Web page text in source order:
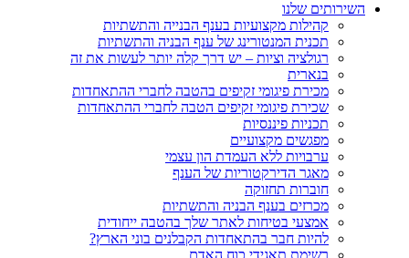
השירותים שלנו
קהילות מקצועיות בענף הבנייה והתשתיות
תכנית המנטורינג של ענף הבניה והתשתיות
רגולציה וציות – יש דרך קלה יותר לעשות את זה
בנארית
מכירת פיגומי זקיפים בהטבה לחברי ההתאחדות
שכירת פיגומי זקיפים הטבה לחברי ההתאחדות
תכניות פיננסיות
מפגשים מקצועיים
ערבויות ללא העמדת הון עצמי
מאגר הדירקטוריות של הענף
חוברות תחזוקה
מכרזים בענף הבניה והתשתיות
אמצעי בטיחות לאתר שלך בהטבה ייחודית
להיות חבר בהתאחדות הקבלנים בוני הארץ?